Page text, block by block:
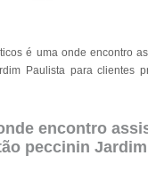
é uma onde encontro
Paulista para clientes
encontro
peccinin